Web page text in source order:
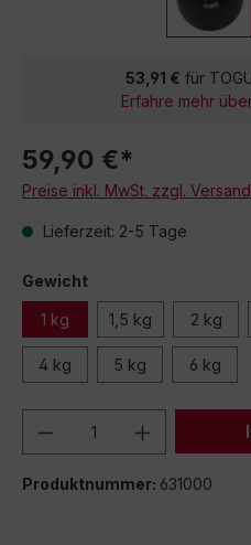
53,91 € für
Erfahre mehr
59,90 €*
Preise inkl. MwSt. zzgl.
Lieferzeit: 2-5 Tage
Gewicht
1 kg 1,5 kg 2 kg
4 kg 5 kg 6 kg
Produkt Anzahl:
Produktnummer: 631000